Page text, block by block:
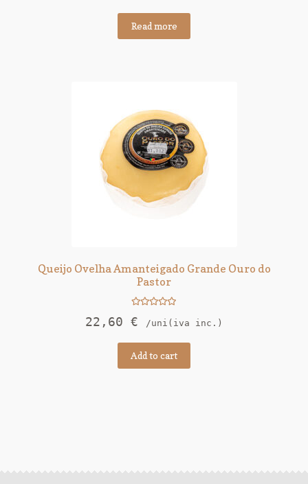
Read more
Queijo Ovelha Amanteigado Grande Ouro do
Pastor
out of 5
22,60 € /uni(iva inc.)
Add to cart